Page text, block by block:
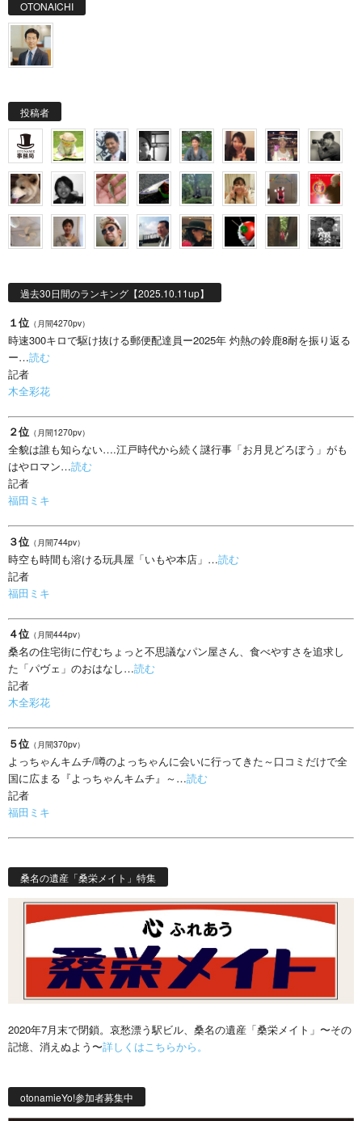
OTONAICHI
投稿者
過去30日間のランキング【2025.10.11up】
１位 （月間4270pv）
時速300キロで駆け抜ける郵便配達員ー2025年 灼熱の鈴鹿8耐を振り返る
ー…読む
記者
木全彩花
２位 （月間1270pv）
全貌は誰も知らない….江戸時代から続く謎行事「お月見どろぼう」がも
はやロマン…読む
記者
福田ミキ
３位 （月間744pv）
時空も時間も溶ける玩具屋「いもや本店」…読む
記者
福田ミキ
４位 （月間444pv）
桑名の住宅街に佇むちょっと不思議なパン屋さん、食べやすさを追求し
た「パヴェ」のおはなし…読む
記者
木全彩花
５位 （月間370pv）
よっちゃんキムチ/噂のよっちゃんに会いに行ってきた～口コミだけで全
国に広まる『よっちゃんキムチ』～…読む
記者
福田ミキ
桑名の遺産「桑栄メイト」特集
2020年7月末で閉鎖。哀愁漂う駅ビル、桑名の遺産「桑栄メイト」〜その
記憶、消えぬよう〜詳しくはこちらから。
otonamieYo!参加者募集中